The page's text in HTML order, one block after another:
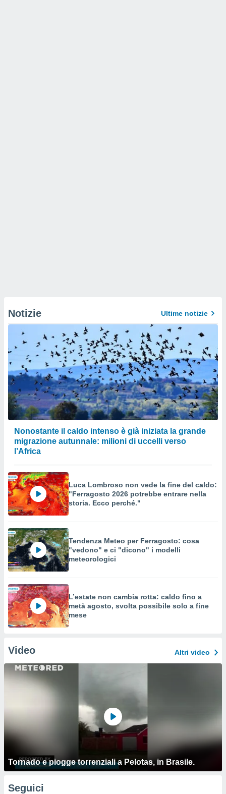
Notizie Ultime notizie
Nonostante il caldo intenso è già iniziata la grande
migrazione autunnale: milioni di uccelli verso
l’Africa
Luca Lombroso non vede la fine del caldo:
"Ferragosto 2026 potrebbe entrare nella
storia. Ecco perché."
Tendenza Meteo per Ferragosto: cosa
"vedono" e ci "dicono" i modelli
meteorologici
L’estate non cambia rotta: caldo fino a
metà agosto, svolta possibile solo a fine
mese
Video Altri video
Tornado e piogge torrenziali a Pelotas, in Brasile.
Seguici